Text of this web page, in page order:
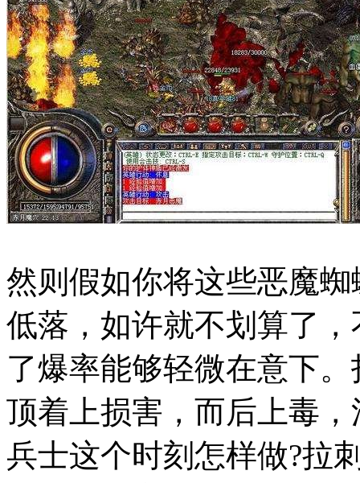
然则假如你将这些恶魔
低落，如许就不划算了
了爆率能够轻微在意下
顶着上损害，而后上毒
兵士这个时刻怎样做?拉